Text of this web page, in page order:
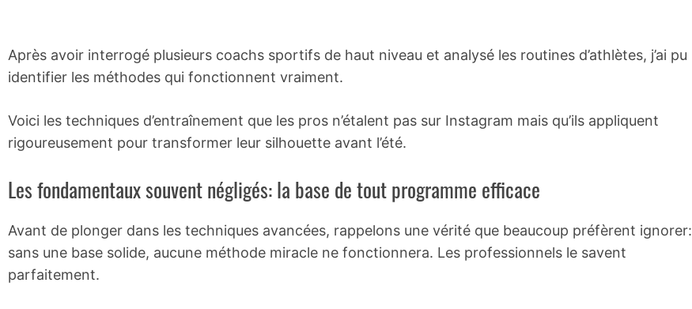
Après avoir interrogé plusieurs coachs sportifs de haut niveau et analysé les routines d’athlètes, j’ai pu
identifier les méthodes qui fonctionnent vraiment.
Voici les techniques d’entraînement que les pros n’étalent pas sur Instagram mais qu’ils appliquent
rigoureusement pour transformer leur silhouette avant l’été.
Les fondamentaux souvent négligés: la base de tout programme efficace
Avant de plonger dans les techniques avancées, rappelons une vérité que beaucoup préfèrent ignorer:
sans une base solide, aucune méthode miracle ne fonctionnera. Les professionnels le savent
parfaitement.